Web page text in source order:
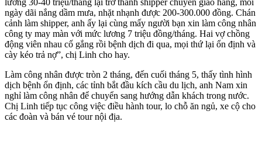
ngày dãi nắng dầm mưa, nhặt nhạnh được 200-300.000 đồng. Chán
cảnh làm shipper, anh ấy lại cùng mấy người bạn xin làm công nhân
công ty may màn với mức lương 7 triệu đồng/tháng. Hai vợ chồng
động viên nhau cố gắng rồi bệnh dịch đi qua, mọi thứ lại ổn định và
cày kéo trả nợ”, chị Linh cho hay.
Làm công nhân được tròn 2 tháng, đến cuối tháng 5, thấy tình hình
dịch bệnh ổn định, các tỉnh bắt đầu kích cầu du lịch, anh Nam xin
nghỉ làm công nhân để chuyển sang hướng dẫn khách trong nước.
Chị Linh tiếp tục công việc điều hành tour, lo chỗ ăn ngủ, xe cộ cho
các đoàn và bán vé tour nội địa.